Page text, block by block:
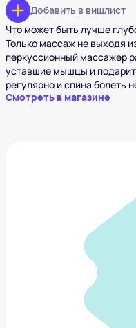
Добавить в вишлист
Что может быть лучше
Только массаж не выходя
перкуссионный массажер
уставшие мышцы и
регулярно и спина болеть
Смотреть в магазине
Массажер